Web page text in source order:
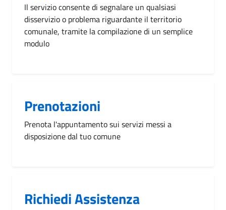
Il servizio consente di segnalare un qualsiasi
disservizio o problema riguardante il territorio
comunale, tramite la compilazione di un semplice
modulo
Prenotazioni
Prenota l'appuntamento sui servizi messi a
disposizione dal tuo comune
Richiedi Assistenza